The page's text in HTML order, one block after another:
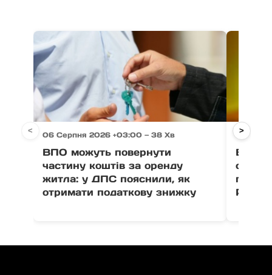
06 Серпня 2026 +03:00 — 38 Хв
ВПО можуть повернути
частину коштів за оренду
житла: у ДПС пояснили, як
отримати податкову знижку
06
< >